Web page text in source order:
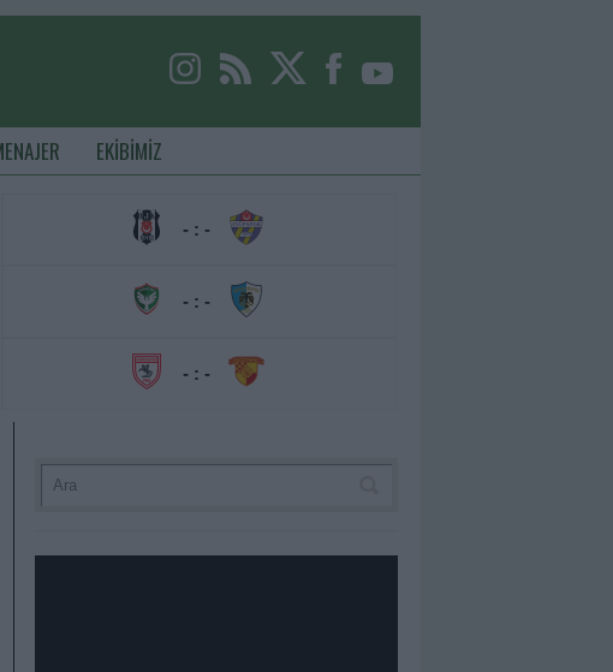
EKİBİMİZ
- : -
- : -
- : -